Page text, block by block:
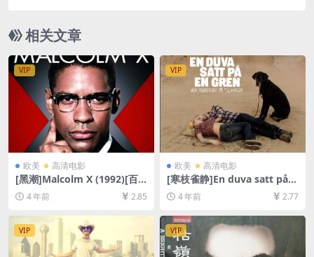
相关文章
VIP
欧美 高清电影
[黑潮]Malcolm X (1992)[百
度网盘+迅雷云盘资源1080P
超清未删减][MP4/11GB][中
英字幕]
4 年前 2.85
VIP
欧美 高清电影
[寒枝雀静]En duva satt på e
n gren och funderade på til
lvaron (2014)[百度网盘+迅雷
云盘资源1080P超清未删减]
[MP4/6.3GB][中文字幕]
4 年前 2.77
VIP VIP